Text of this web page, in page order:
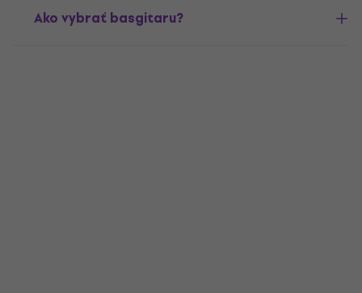
Ako vybrať basgitaru?